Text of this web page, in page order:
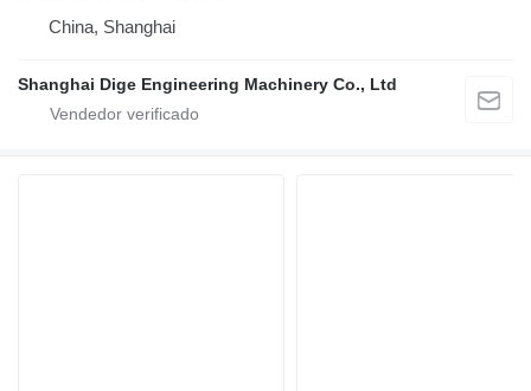
China, Shanghai
Shanghai Dige Engineering Machinery Co., Ltd